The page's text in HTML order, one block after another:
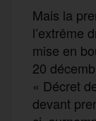
Mais la
l’extrême
mise en
20
« Décret
devant